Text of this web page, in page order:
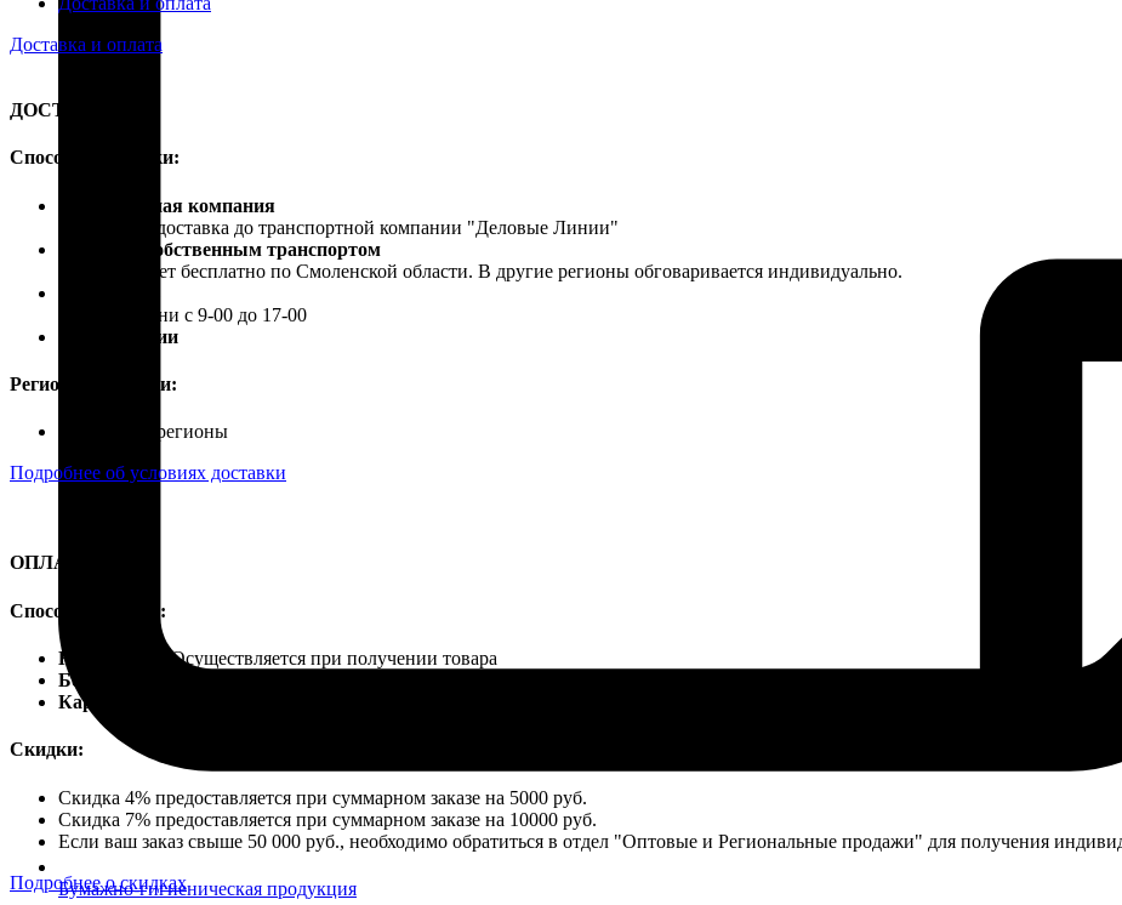
Бумажно-гигиеническая продукция
Доставка и оплата
ДОСТАВКА
Способы доставки:
Транспортная компания
Бесплатная доставка до транспортной компании "Деловые Линии"
Доставка собственным транспортом
Осуществляет бесплатно по Смоленской области. В другие регионы обговаривается индивидуально.
В рабочие дни с 9-00 до 17-00
Почта России
Регионы доставки:
Россия, все регионы
Подробнее об условиях доставки
ОПЛАТА
Способы оплаты:
Наличными Осуществляется при получении товара
Безналичный расчет
Карты VISA
Скидки:
Скидка 4% предоставляется при суммарном заказе на 5000 руб.
Скидка 7% предоставляется при суммарном заказе на 10000 руб.
Если ваш заказ свыше 50 000 руб., необходимо обратиться в отдел "Оптовые и Региональные продажи" для получения
Подробнее о скидках